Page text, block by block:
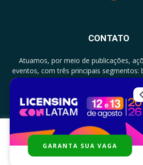
CONTATO
Atuamos, por meio de publicações,
eventos, com três principais segmentos:
licenciamento e zero a três com a
documentar, proporcionar encontro de
parcerias.
CONTATO: +5511994513097 -
SIGA-NOS
Para melhor experiência e navegação,
cookies, de acordo com a nossa
clicar em “aceito”, você concorda com
GARANTA SUA VAGA